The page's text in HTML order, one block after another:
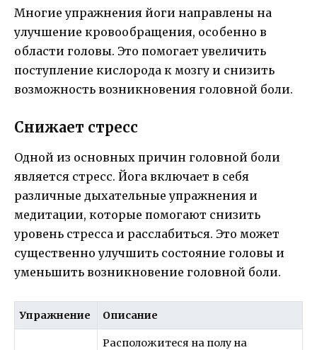
Многие упражнения йоги направлены на
улучшение кровообращения, особенно в
области головы. Это помогает увеличить
поступление кислорода к мозгу и снизить
возможность возникновения головной боли.
Снижает стресс
Одной из основных причин головной боли
является стресс. Йога включает в себя
различные дыхательные упражнения и
медитации, которые помогают снизить
уровень стресса и расслабиться. Это может
существенно улучшить состояние головы и
уменьшить возникновение головной боли.
Упражнение Описание
Расположитеся на полу на